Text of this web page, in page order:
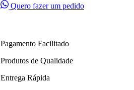
Quero fazer um pedido
Pagamento Facilitado
Produtos de Qualidade
Entrega Rápida